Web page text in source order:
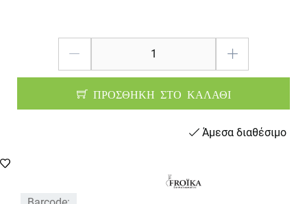
ΠΡΟΣΘΗΚΗ ΣΤΟ ΚΑΛΑΘΙ
Άμεσα διαθέσιμο